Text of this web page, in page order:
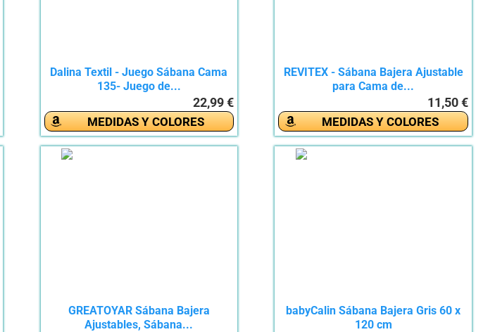
Dalina Textil - Juego Sábana Cama
135- Juego de...
22,99 €
MEDIDAS Y COLORES
REVITEX - Sábana Bajera Ajustable
para Cama de...
11,50 €
MEDIDAS Y COLORES
GREATOYAR Sábana Bajera
Ajustables, Sábana...
babyCalin Sábana Bajera Gris 60 x
120 cm